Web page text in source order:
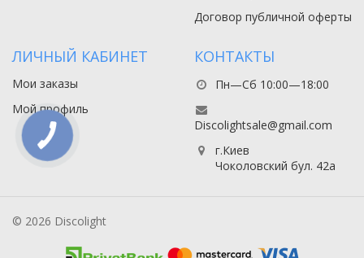
Договор публичной оферты
ЛИЧНЫЙ КАБИНЕТ
Мои заказы
Мой профиль
КОНТАКТЫ
Пн—Сб 10:00—18:00
Discolightsale@gmail.com
г.Киев
Чоколовский бул. 42а
© 2026 Discolight